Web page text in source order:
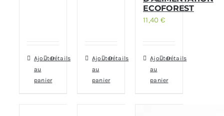
Ajouter
au
panier
Détails
Ajouter
au
panier
Détails
ECOFOREST
11,40€
Ajouter
au
panier
Détails